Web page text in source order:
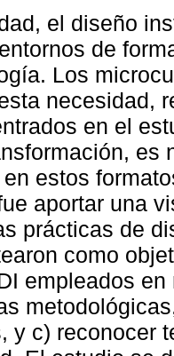
el diseño
de
Los
necesidad,
en el
es
estos
aportar una
prácticas de
como
empleados
y c) reconocer